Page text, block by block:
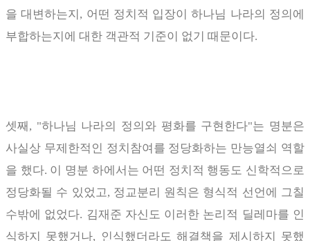
을 대변하는지 , 어떤 정치적 입장이 하나님 나라의 정의에
부합하는지에 대한 객관적 기준이 없기 때문이다.
셋째 , "하나님 나라의 정의와 평화를 구현한다"는 명분은
사실상 무제한적인 정치참여를 정당화하는 만능열쇠 역할
을 했다. 이 명분 하에서는 어떤 정치적 행동도 신학적으로
정당화될 수 있었고, 정교분리 원칙은 형식적 선언에 그칠
수밖에 없었다. 김재준 자신도 이러한 논리적 딜레마를 인
식하지 못했거나, 인식했더라도 해결책을 제시하지 못했